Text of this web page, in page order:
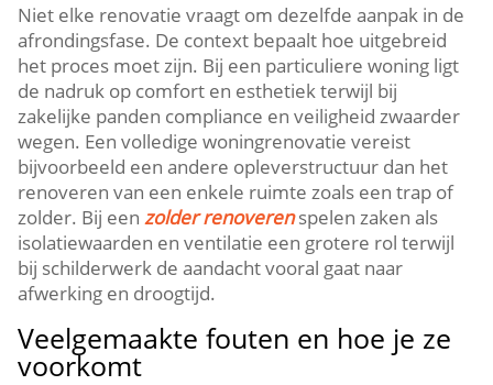
Niet elke renovatie vraagt om dezelfde aanpak in de
afrondingsfase.​ De context bepaalt hoe uitgebreid
het proces moet zijn.​ Bij een particuliere woning ligt
de nadruk op comfort en esthetiek terwijl bij
zakelijke panden compliance en veiligheid zwaarder
wegen.​ Een volledige woningrenovatie vereist
bijvoorbeeld een andere opleverstructuur dan het
renoveren van een enkele ruimte zoals een trap of
zolder.​ Bij eenzolder renoverenspelen zaken als
isolatiewaarden en ventilatie een grotere rol terwijl
bij schilderwerk de aandacht vooral gaat naar
afwerking en droogtijd.​
Veelgemaakte fouten en hoe je ze
voorkomt